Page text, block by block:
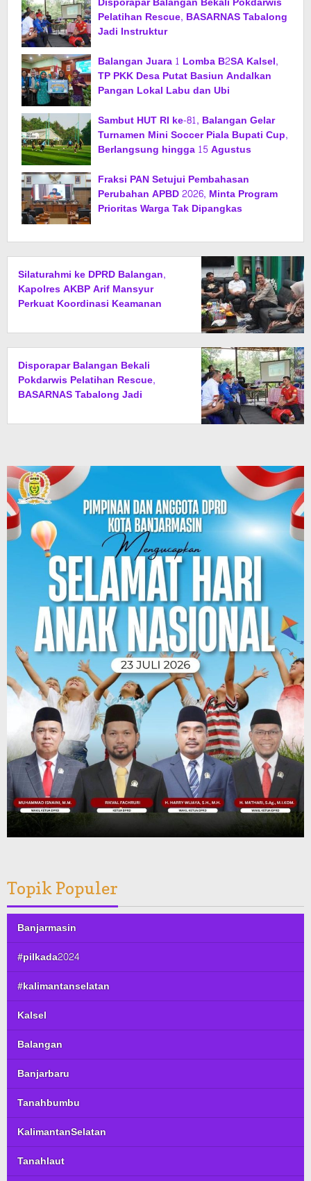
Pelatihan Rescue, BASARNAS Tabalong
Jadi Instruktur
Balangan Juara 1 Lomba B2SA Kalsel,
TP PKK Desa Putat Basiun Andalkan
Pangan Lokal Labu dan Ubi
Sambut HUT RI ke-81, Balangan Gelar
Turnamen Mini Soccer Piala Bupati Cup,
Berlangsung hingga 15 Agustus
Fraksi PAN Setujui Pembahasan
Perubahan APBD 2026, Minta Program
Prioritas Warga Tak Dipangkas
Silaturahmi ke DPRD Balangan,
Kapolres AKBP Arif Mansyur
Perkuat Koordinasi Keamanan
Disporapar Balangan Bekali
Pokdarwis Pelatihan Rescue,
BASARNAS Tabalong Jadi
Topik Populer
Banjarmasin
#pilkada2024
#kalimantanselatan
Kalsel
Balangan
Banjarbaru
Tanahbumbu
KalimantanSelatan
Tanahlaut